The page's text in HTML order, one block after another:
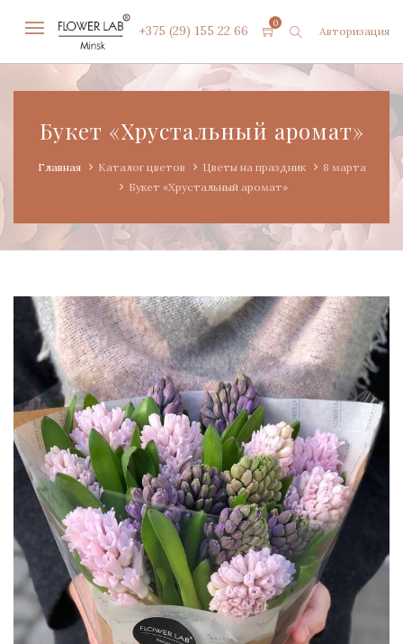
+375 (29) 155 22 66 0
Авторизация
Букет «Хрустальный аромат»
Главная Каталог цветов Цветы на праздник
8 марта
Букет «Хрустальный аромат»